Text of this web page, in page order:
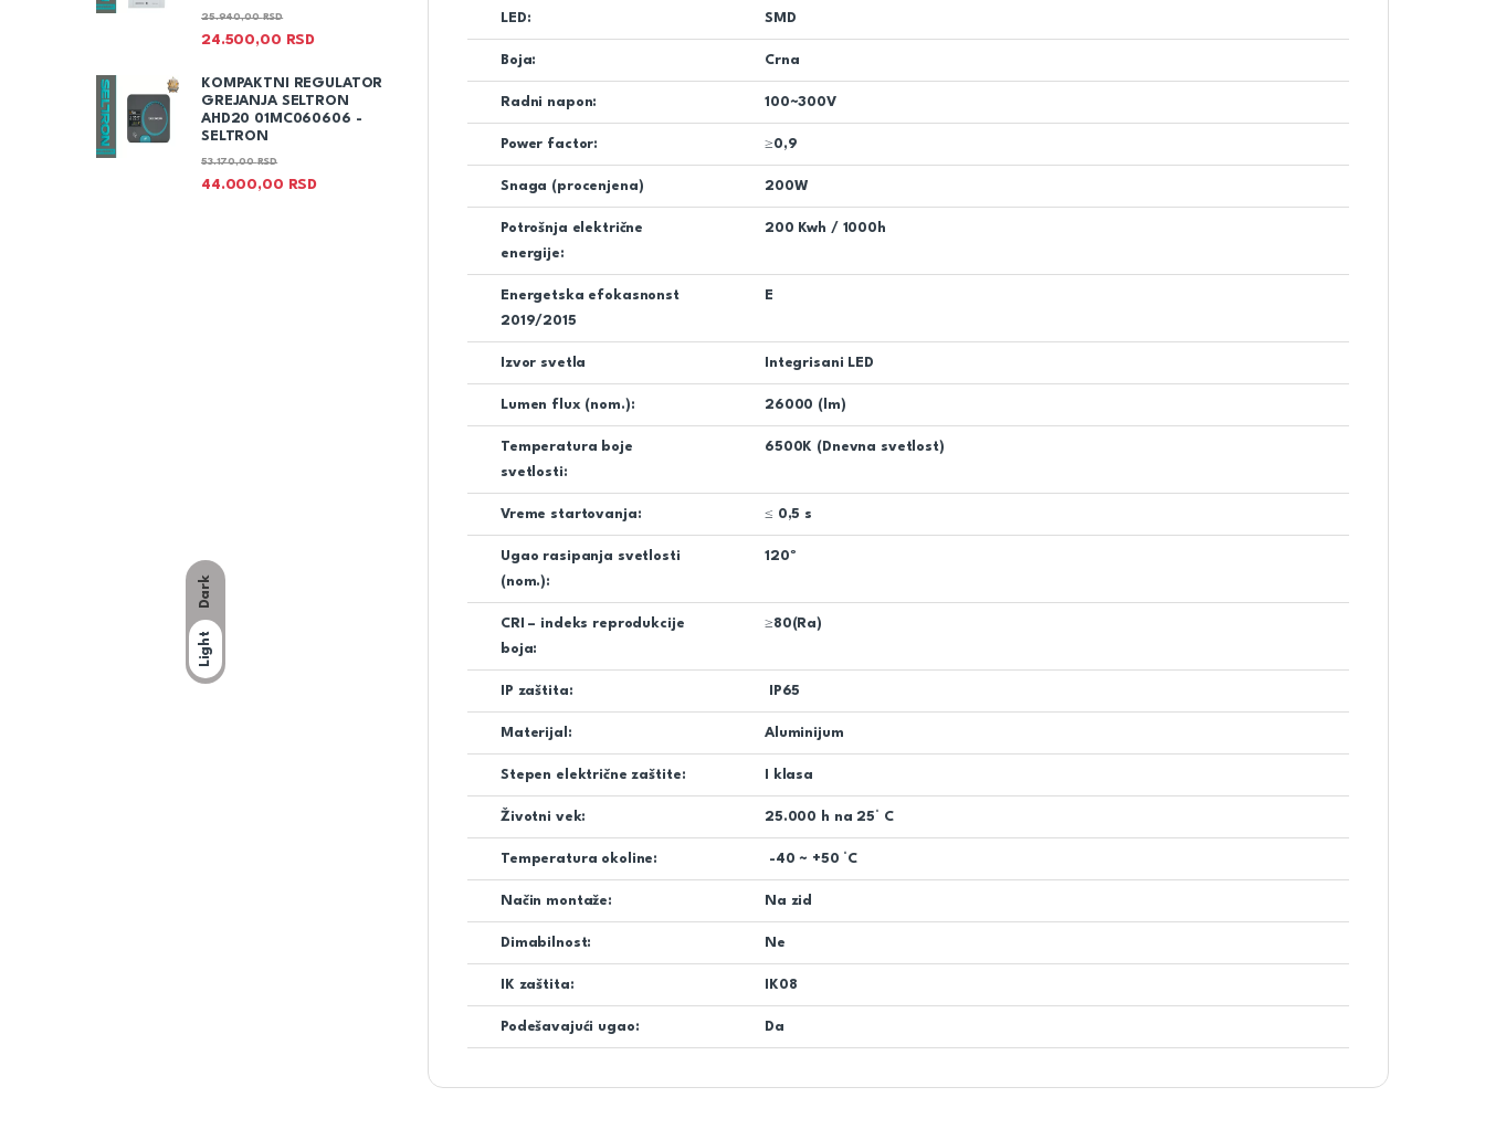
Dark
Light
LED: SMD
Boja: Crna
Radni napon: 100~300V
Power factor: ≥0,9
Snaga (procenjena) 200W
Potrošnja električne
energije:
200 Kwh / 1000h
Energetska efokasnonst
2019/2015
E
Izvor svetla Integrisani LED
Lumen flux (nom.): 26000 (lm)
Temperatura boje
svetlosti:
6500K (Dnevna svetlost)
Vreme startovanja: ≤ 0,5 s
Ugao rasipanja svetlosti
(nom.):
120º
CRI – indeks reprodukcije
boja:
≥80(Ra)
IP zaštita: IP65
Materijal: Aluminijum
Stepen električne zaštite: I klasa
Životni vek: 25.000 h na 25° C
Temperatura okoline: -40 ~ +50 °C
Način montaže: Na zid
Dimabilnost: Ne
IK zaštita: IK08
Podešavajući ugao: Da
24.500,00 RSD
25.940,00RSD
KOMPAKTNI REGULATOR
GREJANJA SELTRON
AHD20 01MC060606 -
SELTRON
44.000,00 RSD
53.170,00RSD